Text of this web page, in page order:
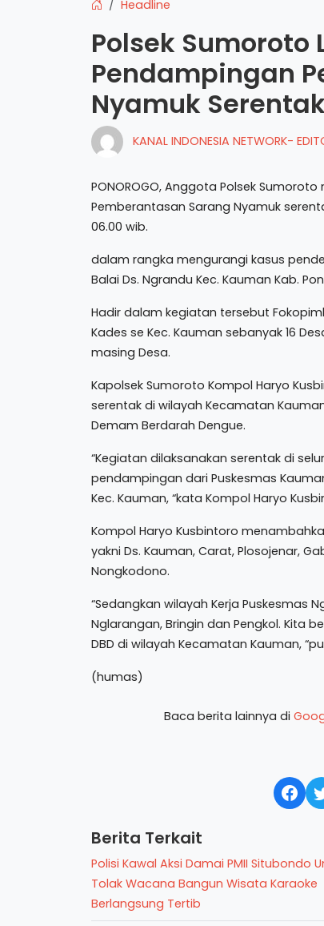
Headline
Polsek Sumoroto
Pendampingan
Nyamuk Serentak
KANAL INDONESIA NETWORK-
PONOROGO, Anggota Polsek
Pemberantasan Sarang Nyamuk
06.00 wib.
dalam rangka mengurangi kasus
Balai Ds. Ngrandu Kec. Kauman Kab.
Hadir dalam kegiatan tersebut
Kades se Kec. Kauman sebanyak 16
masing Desa.
Kapolsek Sumoroto Kompol Haryo
serentak di wilayah Kecamatan
Demam Berdarah Dengue.
“Kegiatan dilaksanakan serentak di
pendampingan dari Puskesmas
Kec. Kauman, “kata Kompol Haryo
Kompol Haryo Kusbintoro
yakni Ds. Kauman, Carat, Plosojenar,
Nongkodono.
“Sedangkan wilayah Kerja Puskesmas
Nglarangan, Bringin dan Pengkol. Kita
DBD di wilayah Kecamatan Kauman,
(humas)
Baca berita lainnya di
Berita Terkait
Polisi Kawal Aksi Damai PMII Situbondo
Tolak Wacana Bangun Wisata Karaoke
Berlangsung Tertib